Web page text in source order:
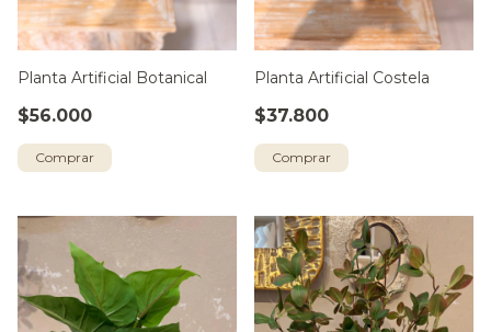
Planta Artificial Botanical
$56.000
Planta Artificial Costela
$37.800